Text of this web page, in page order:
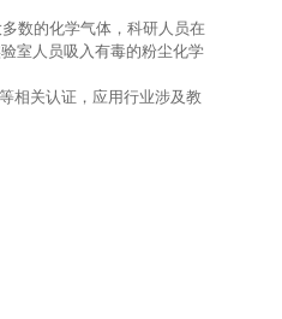
数的化学气体，科研人员在
室人员吸入有毒的粉尘化学
相关认证，应用行业涉及教